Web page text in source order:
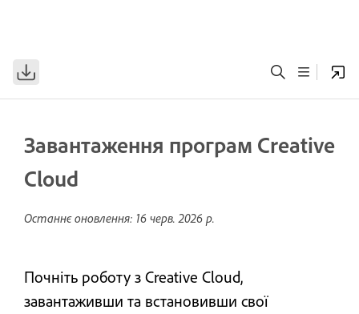
Завантаження програм Creative
Cloud
Останнє оновлення: 16 черв. 2026 р.
Почніть роботу з Creative Cloud,
завантаживши та встановивши свої